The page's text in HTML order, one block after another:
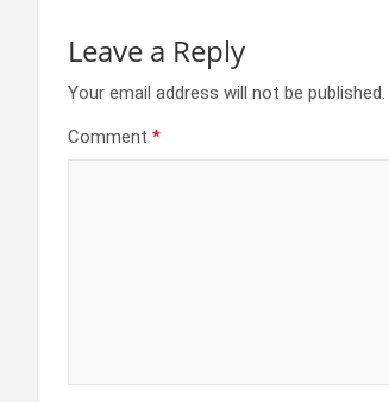
Leave a Reply
Your email address will not be published.
Comment *